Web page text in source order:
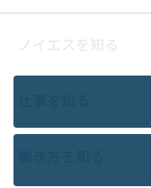
ノイエスを知る